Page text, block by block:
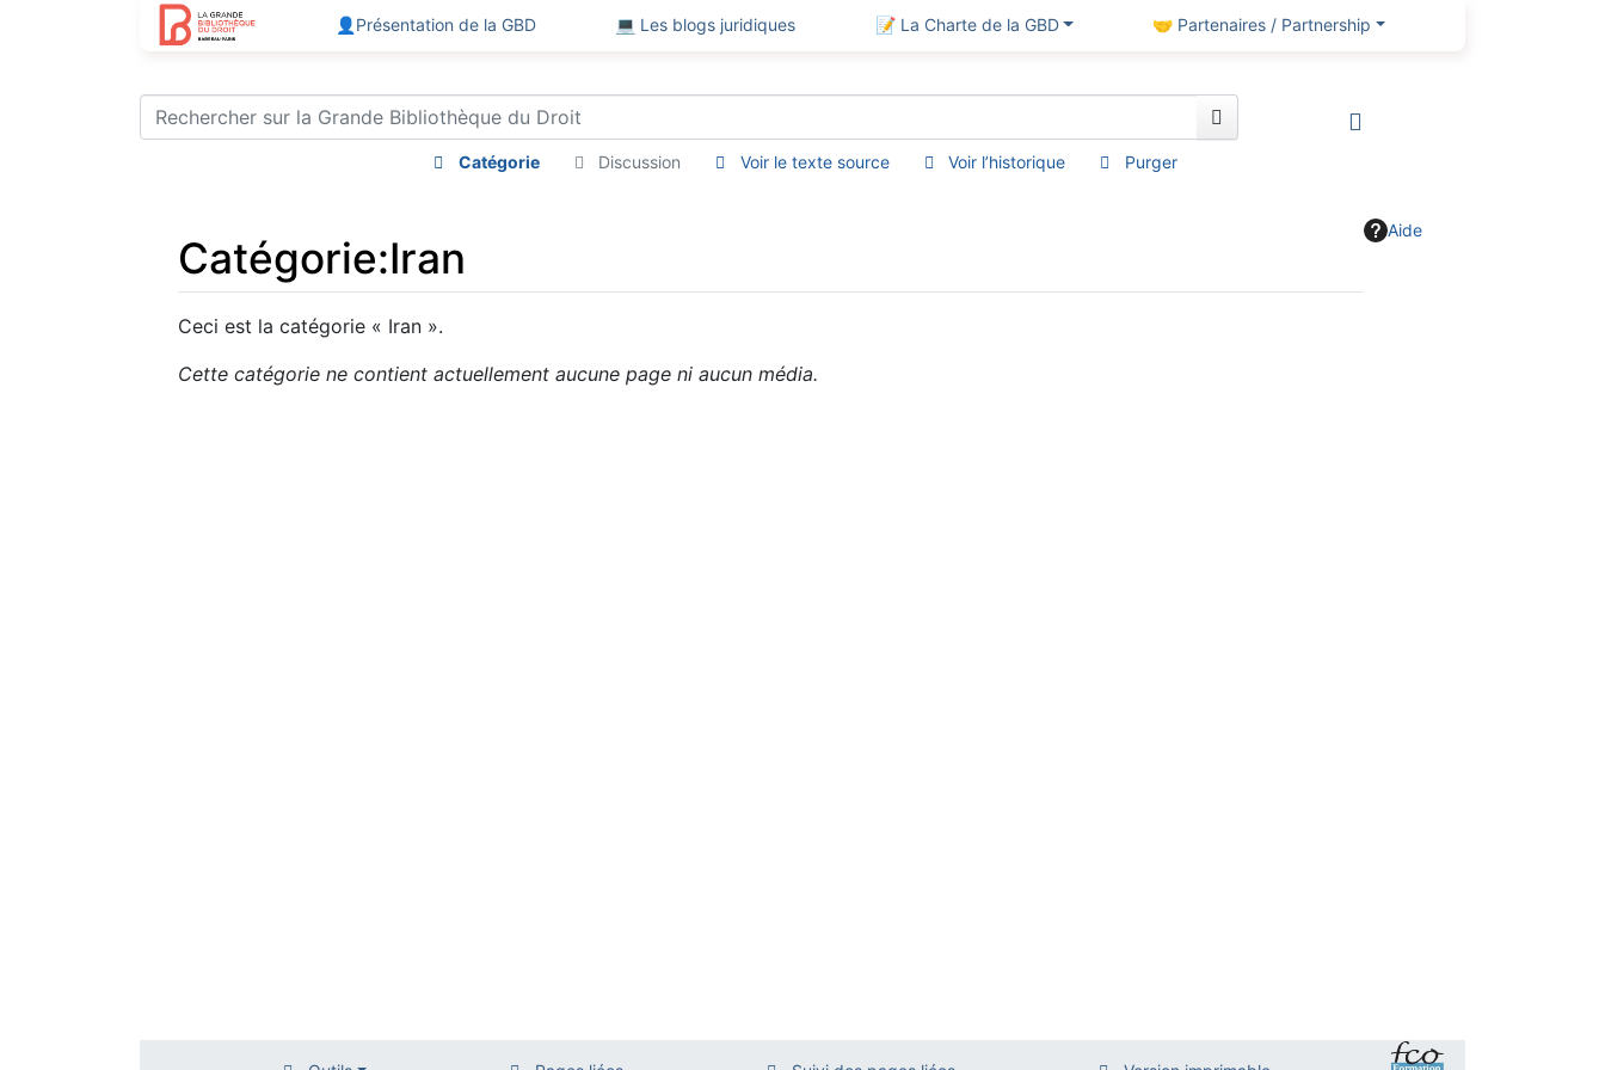
👤Présentation de la GBD 💻 Les blogs juridiques 📝 La Charte de la GBD 🤝 Partenaires / Partnership
Catégorie Discussion Voir le texte source Voir l’historique Purger
Aide
Catégorie:Iran
Aller à :navigation,rechercher
Ceci est la catégorie « Iran ».
Cette catégorie ne contient actuellement aucune page ni aucun média.